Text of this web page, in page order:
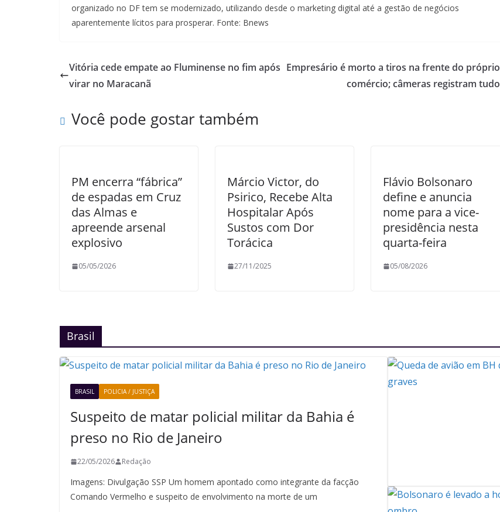
organizado no DF tem se modernizado, utilizando desde o marketing digital até a gestão de negócios
aparentemente lícitos para prosperar. Fonte: Bnews
Vitória cede empate ao Fluminense no fim após
virar no Maracanã
Empresário é morto a tiros na frente do próprio
comércio; câmeras registram tudo
Você pode gostar também
PM encerra “fábrica”
de espadas em Cruz
das Almas e
apreende arsenal
explosivo
05/05/2026
Márcio Victor, do
Psirico, Recebe Alta
Hospitalar Após
Sustos com Dor
Torácica
27/11/2025
Flávio Bolsonaro
define e anuncia
nome para a vice-
presidência nesta
quarta-feira
05/08/2026
Brasil
BRASIL POLICIA / JUSTIÇA
Suspeito de matar policial militar da Bahia é
preso no Rio de Janeiro
22/05/2026 Redação
Imagens: Divulgação SSP Um homem apontado como integrante da facção
Comando Vermelho e suspeito de envolvimento na morte de um